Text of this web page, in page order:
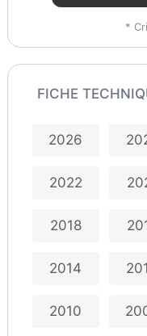
*
FICHE
2026
2022
2018
2014
2010